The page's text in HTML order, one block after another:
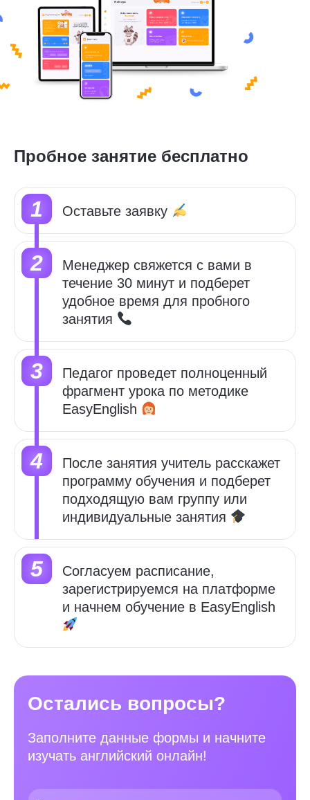
Пробное занятие бесплатно
Оставьте заявку
Менеджер свяжется с вами в
течение 30 минут и подберет
удобное время для пробного
занятия
Педагог проведет полноценный
фрагмент урока по методике
EasyEnglish
После занятия учитель расскажет
программу обучения и подберет
подходящую вам группу или
индивидуальные занятия
Cогласуем расписание,
зарегистрируемся на платформе
и начнем обучение в EasyEnglish
Остались вопросы?
Заполните данные формы и начните
изучать английский онлайн!